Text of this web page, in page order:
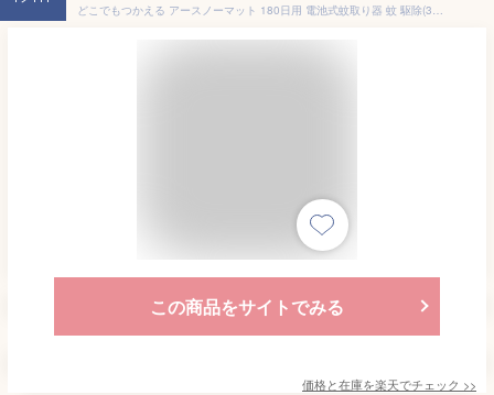
どこでもつかえる アースノーマット 180日用 電池式蚊取り器 蚊 駆除(3箱セット)【アースノーマット電池式】[蚊取り器 電池式 コードレス 蚊除け 殺虫剤 駆除 退治]
この商品をサイトでみる
価格と在庫を楽天でチェック >>